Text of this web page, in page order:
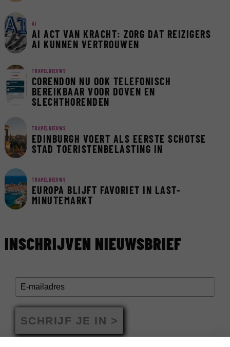
AI
AI ACT VAN KRACHT: ZORG DAT REIZIGERS
AI KUNNEN VERTROUWEN
TRAVELNIEUWS
CORENDON NU OOK TELEFONISCH
BEREIKBAAR VOOR DOVEN EN
SLECHTHORENDEN
TRAVELNIEUWS
EDINBURGH VOERT ALS EERSTE SCHOTSE
STAD TOERISTENBELASTING IN
TRAVELNIEUWS
EUROPA BLIJFT FAVORIET IN LAST-
MINUTEMARKT
INSCHRIJVEN NIEUWSBRIEF
SCHRIJF JE IN >